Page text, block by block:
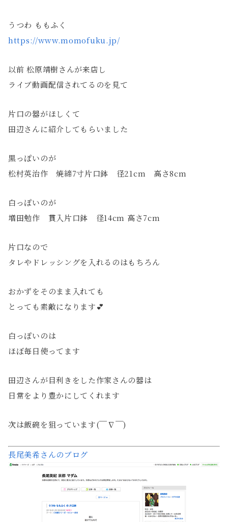
うつわ ももふく
https://www.momofuku.jp/
以前 松原靖樹さんが来店し
ライブ動画配信されてるのを見て
片口の器がほしくて
田辺さんに紹介してもらいました
黒っぽいのが
松村英治作 焼締7寸片口鉢 径21cm 高さ8cm
白っぽいのが
増田勉作 貫入片口鉢 径14cm 高さ7cm
片口なので
タレやドレッシングを入れるのはもちろん
おかずをそのまま入れても
とっても素敵になります💕
白っぽいのは
ほぼ毎日使ってます
田辺さんが目利きをした作家さんの器は
日常をより豊かにしてくれます
次は飯碗を狙っています(￣∇￣)
長尾美希さんのブログ